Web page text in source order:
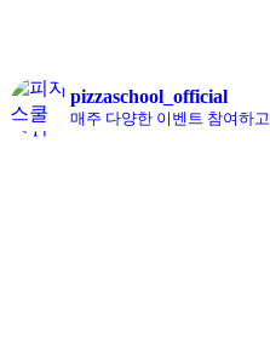
pizzaschool_official
매주 다양한 이벤트 참여하